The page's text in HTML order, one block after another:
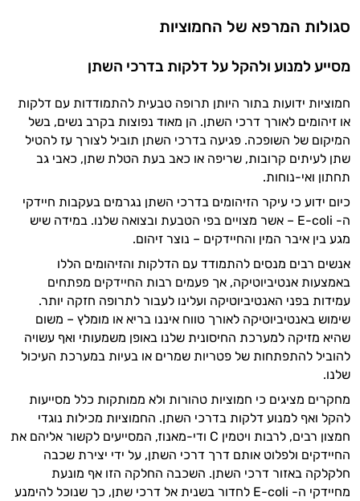
סגולות המרפא של החמוציות
מסייע למנוע ולהקל על דלקות בדרכי השתן
חמוציות ידועות בתור היותן תרופה טבעית להתמודדות עם דלקות
או זיהומים לאורך דרכי השתן. הן מאוד נפוצות בקרב נשים, בשל
המיקום של השופכה. פגיעה בדרכי השתן תוביל לצורך עז להטיל
שתן לעיתים קרובות, שריפה או כאב בעת הטלת שתן, כאבי גב
תחתון ואי-נוחות.
כיום ידוע כי עיקר הזיהומים בדרכי השתן נגרמים בעקבות חיידקי
ה- E-coli – אשר מצויים בפי הטבעת ובצואה שלנו. במידה שיש
מגע בין איבר המין והחיידקים – נוצר זיהום.
אנשים רבים מנסים להתמודד עם הדלקות והזיהומים הללו
באמצעות אנטיביוטיקה, אך פעמים רבות החיידקים מפתחים
עמידות בפני האנטיביוטיקה ועלינו לעבור לתרופה חזקה יותר.
שימוש באנטיביוטיקה לאורך טווח איננו בריא או מומלץ – משום
שהיא מזיקה למערכת החיסונית שלנו באופן משמעותי ואף עשויה
להוביל להתפתחות של פטריות שמרים או בעיות במערכת העיכול
שלנו.
מחקרים מציגים כי חמוציות טהורות ולא ממותקות כלל מסייעות
להקל ואף למנוע דלקות בדרכי השתן. החמוציות מכילות נוגדי
חמצון רבים, לרבות ויטמין C ודי-מאנוז, המסייעים לקשור אליהם את
החיידקים ולפלוט אותם דרך דרכי השתן, על ידי יצירת שכבה
חלקלקה באזור דרכי השתן. השכבה החלקה הזו אף מונעת
מחיידקי ה- E-coli לחדור בשנית אל דרכי שתן, כך שנוכל להימנע